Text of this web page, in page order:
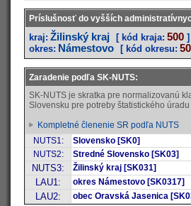
Príslušnosť do vyšších
kraj: Žilinský kraj [ kód kraja: 500 ]
okres: Námestovo [ kód okresu:
Zaradenie podľa SK-NUTS:
SK-NUTS je skratka pre normalizovanú
Slovensku pre potreby štatistického
Kompletné členenie SR podľa NUTS
NUTS1:
Slovensko [SK0]
NUTS2:
Stredné Slovensko [SK03]
NUTS3: Žilinský kraj [SK031]
LAU1: okres Námestovo [SK0317]
LAU2: obec Oravská Jasenica